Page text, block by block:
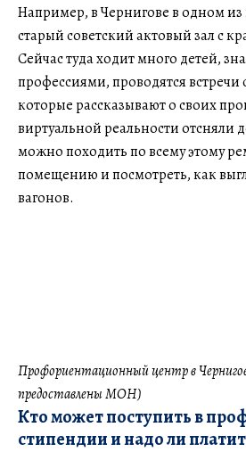
Например, в Чернигове в одном
старый советский актовый зал с
Сейчас туда ходит много детей,
профессиями, проводятся встречи
которые рассказывают о своих
виртуальной реальности отсняли
можно походить по всему этому
помещению и посмотреть, как
вагонов.
Профориентационный центр в
предоставлены МОН)
Кто может поступить в
стипендии и надо ли